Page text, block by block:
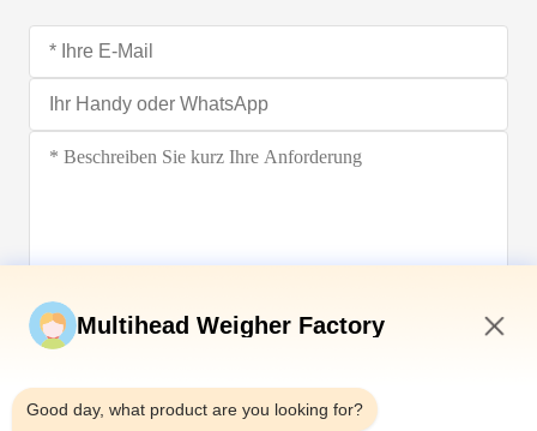
Multihead Weigher Factory
Good day, what product are you looking for?